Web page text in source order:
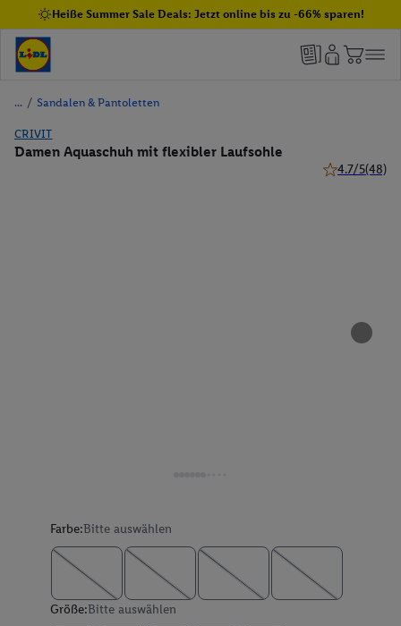
Heiße Summer Sale Deals: Jetzt online bis zu -66% sparen!
/ Sandalen & Pantoletten
CRIVIT
Damen Aquaschuh mit flexibler Laufsohle
4.7/5(48)
Farbe:Bitte auswählen
Größe:Bitte auswählen